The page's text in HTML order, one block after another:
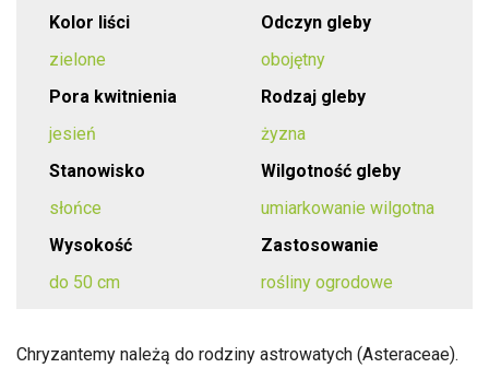
Kolor liści
zielone
Odczyn gleby
obojętny
Pora kwitnienia
jesień
Rodzaj gleby
żyzna
Stanowisko
słońce
Wilgotność gleby
umiarkowanie wilgotna
Wysokość
do 50 cm
Zastosowanie
rośliny ogrodowe
Chryzantemy należą do rodziny astrowatych (Asteraceae).